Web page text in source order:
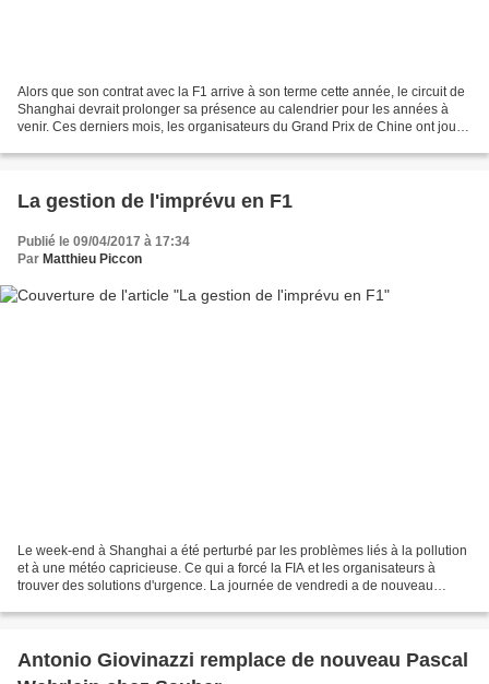
Alors que son contrat avec la F1 arrive à son terme cette année, le circuit de
Shanghai devrait prolonger sa présence au calendrier pour les années à
venir. Ces derniers mois, les organisateurs du Grand Prix de Chine ont joué
La gestion de l'imprévu en F1
Publié le 09/04/2017 à 17:34
Par Matthieu Piccon
Le week-end à Shanghai a été perturbé par les problèmes liés à la pollution
et à une météo capricieuse. Ce qui a forcé la FIA et les organisateurs à
trouver des solutions d'urgence. La journée de vendredi a de nouveau
Antonio Giovinazzi remplace de nouveau Pascal